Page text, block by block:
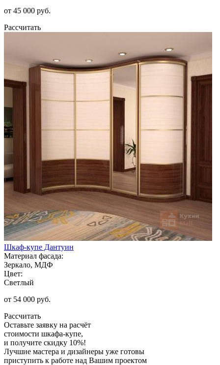
от 45 000 руб.
Рассчитать
Шкаф-купе Дантуин
Материал фасада:
Зеркало, МДФ
Цвет:
Светлый
от 54 000 руб.
Рассчитать
Оставьте заявку на расчёт
стоимости шкафа-купе,
и получите скидку 10%!
Лучшие мастера и дизайнеры уже готовы
приступить к работе над Вашим проектом